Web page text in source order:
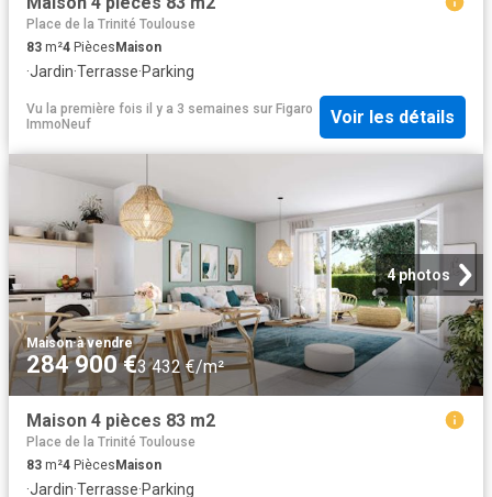
Place de la Trinité Toulouse
83 m²4 Pièces Maison
·Jardin·Terrasse·Parking
Vu la première fois il y a 3 semaines sur Figaro
ImmoNeuf
Voir les détails
4 photos
Maison·à vendre
284 900 €3 432 €/m²
Maison 4 pièces 83 m2
Place de la Trinité Toulouse
83 m²4 PiècesMaison
·Jardin·Terrasse·Parking